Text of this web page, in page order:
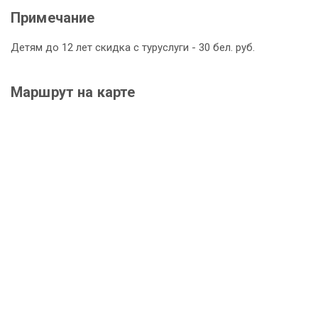
Примечание
Детям до 12 лет скидка с туруслуги - 30 бел. руб.
Маршрут на карте